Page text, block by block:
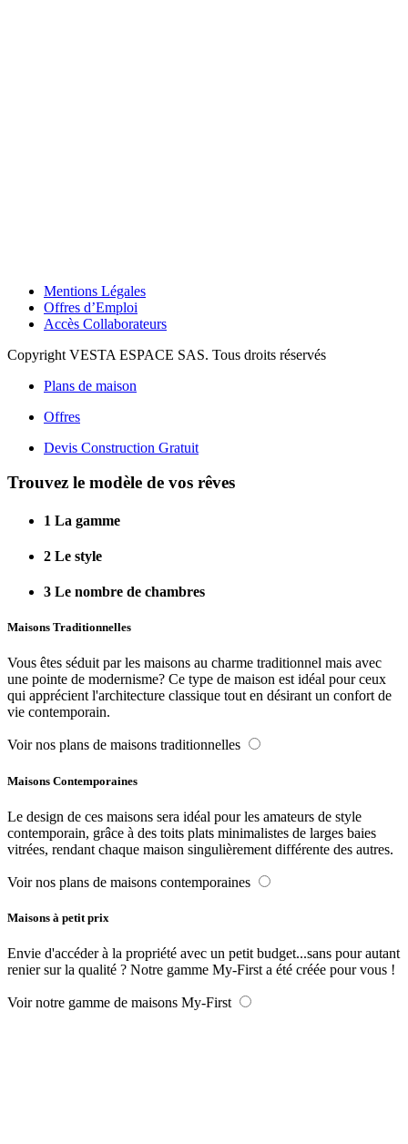
Mentions Légales
Offres d’Emploi
Accès Collaborateurs
Copyright VESTA ESPACE SAS. Tous droits réservés
Plans de maison
Offres
Devis Construction Gratuit
Trouvez le modèle de vos rêves
1 La gamme
2 Le style
3 Le nombre de chambres
Maisons Traditionnelles
Vous êtes séduit par les maisons au charme traditionnel mais avec
une pointe de modernisme? Ce type de maison est idéal pour ceux
qui apprécient l'architecture classique tout en désirant un confort de
vie contemporain.
Voir nos plans de maisons traditionnelles
Maisons Contemporaines
Le design de ces maisons sera idéal pour les amateurs de style
contemporain, grâce à des toits plats minimalistes de larges baies
vitrées, rendant chaque maison singulièrement différente des autres.
Voir nos plans de maisons contemporaines
Maisons à petit prix
Envie d'accéder à la propriété avec un petit budget...sans pour autant
renier sur la qualité ? Notre gamme My-First a été créée pour vous !
Voir notre gamme de maisons My-First